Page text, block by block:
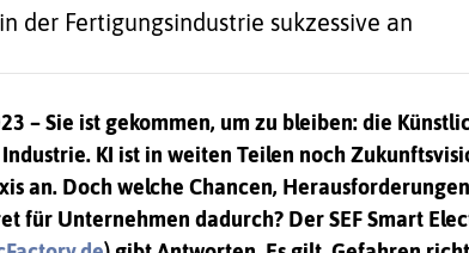
der Fertigungsindustrie sukzessive an
– Sie ist gekommen, um zu bleiben: die
KI ist in weiten Teilen noch
an. Doch welche Chancen,
für Unternehmen dadurch? Der SEF Smart